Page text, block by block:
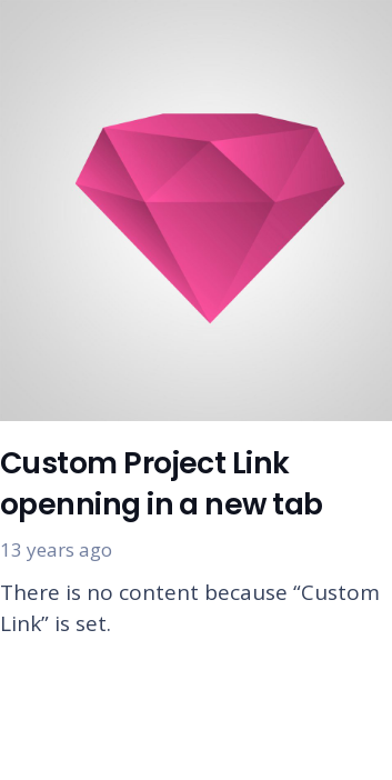
Custom Project Link
openning in a new tab
13 years ago
There is no content because “Custom
Link” is set.